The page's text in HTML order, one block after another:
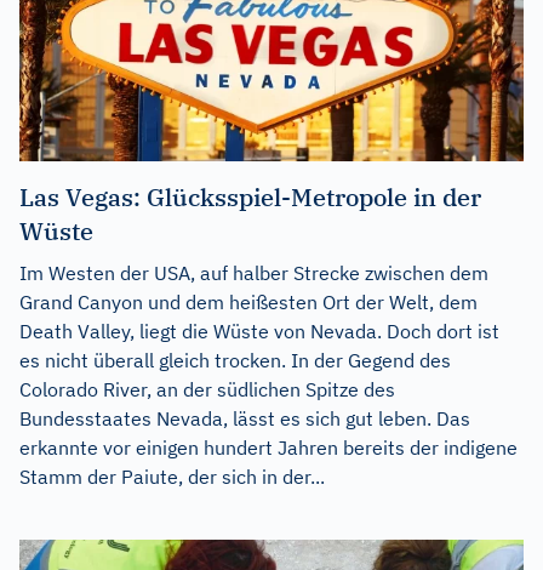
Las Vegas: Glücksspiel-Metropole in der
Wüste
Im Westen der USA, auf halber Strecke zwischen dem
Grand Canyon und dem heißesten Ort der Welt, dem
Death Valley, liegt die Wüste von Nevada. Doch dort ist
es nicht überall gleich trocken. In der Gegend des
Colorado River, an der südlichen Spitze des
Bundesstaates Nevada, lässt es sich gut leben. Das
erkannte vor einigen hundert Jahren bereits der indigene
Stamm der Paiute, der sich in der...